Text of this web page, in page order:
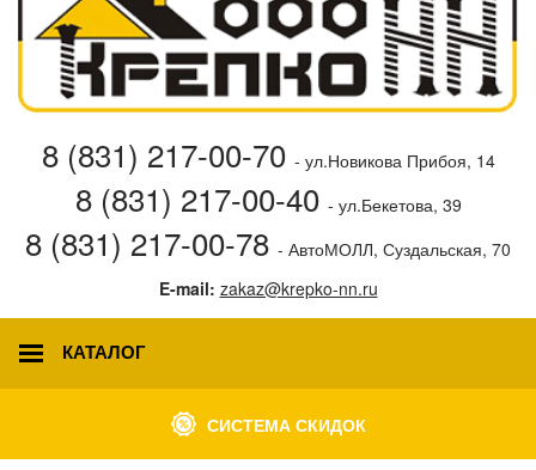
8 (831) 217-00-70 - ул.Новикова Прибоя, 14
8 (831) 217-00-40 - ул.Бекетова, 39
8 (831) 217-00-78 - АвтоМОЛЛ, Суздальская, 70
E-mail: zakaz@krepko-nn.ru
КАТАЛОГ
СИСТЕМА СКИДОК